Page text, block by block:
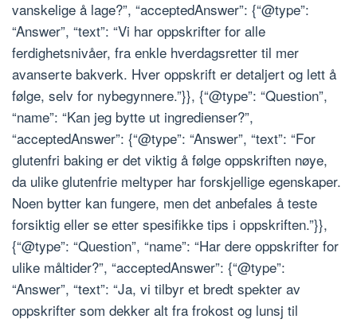
vanskelige å lage?”, “acceptedAnswer”: {“@type”:
“Answer”, “text”: “Vi har oppskrifter for alle
ferdighetsnivåer, fra enkle hverdagsretter til mer
avanserte bakverk. Hver oppskrift er detaljert og lett å
følge, selv for nybegynnere.”}}, {“@type”: “Question”,
“name”: “Kan jeg bytte ut ingredienser?”,
“acceptedAnswer”: {“@type”: “Answer”, “text”: “For
glutenfri baking er det viktig å følge oppskriften nøye,
da ulike glutenfrie meltyper har forskjellige egenskaper.
Noen bytter kan fungere, men det anbefales å teste
forsiktig eller se etter spesifikke tips i oppskriften.”}},
{“@type”: “Question”, “name”: “Har dere oppskrifter for
ulike måltider?”, “acceptedAnswer”: {“@type”:
“Answer”, “text”: “Ja, vi tilbyr et bredt spekter av
oppskrifter som dekker alt fra frokost og lunsj til